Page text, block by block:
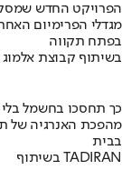
הפרויקט החדש
בפתח תקווה
בשיתוף קבוצת אלמוג
כך תחסכו בחשמל בלי
מהפכת האנרגיה של
בבית
בשיתוף TADIRAN